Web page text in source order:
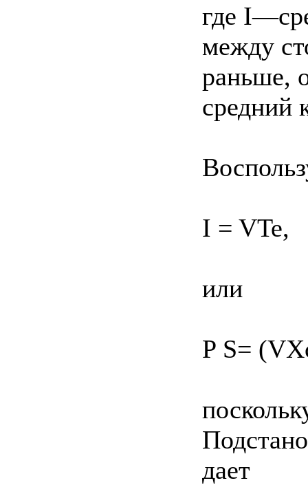
где
между
раньше,
средний
I = VTe,
или
P S=
дает